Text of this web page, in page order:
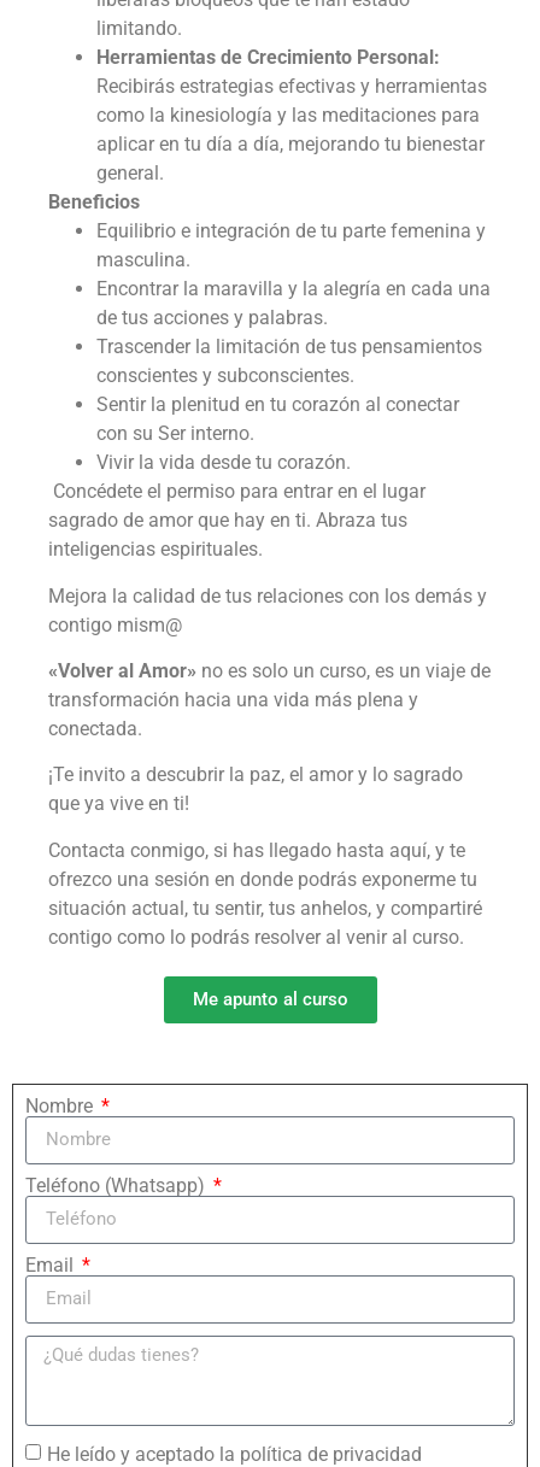
limitando.
Herramientas de Crecimiento Personal:
Recibirás estrategias efectivas y herramientas
como la kinesiología y las meditaciones para
aplicar en tu día a día, mejorando tu bienestar
general.
Beneficios
Equilibrio e integración de tu parte femenina y
masculina.
Encontrar la maravilla y la alegría en cada una
de tus acciones y palabras.
Trascender la limitación de tus pensamientos
conscientes y subconscientes.
Sentir la plenitud en tu corazón al conectar
con su Ser interno.
Vivir la vida desde tu corazón.
Concédete el permiso para entrar en el lugar
sagrado de amor que hay en ti. Abraza tus
inteligencias espirituales.
Mejora la calidad de tus relaciones con los demás y
contigo mism@
«Volver al Amor» no es solo un curso, es un viaje de
transformación hacia una vida más plena y
conectada.
¡Te invito a descubrir la paz, el amor y lo sagrado
que ya vive en ti!
Contacta conmigo, si has llegado hasta aquí, y te
ofrezco una sesión en donde podrás exponerme tu
situación actual, tu sentir, tus anhelos, y compartiré
contigo como lo podrás resolver al venir al curso.
Me apunto al curso
Nombre
Teléfono (Whatsapp)
Email
He leído y aceptado la política de privacidad